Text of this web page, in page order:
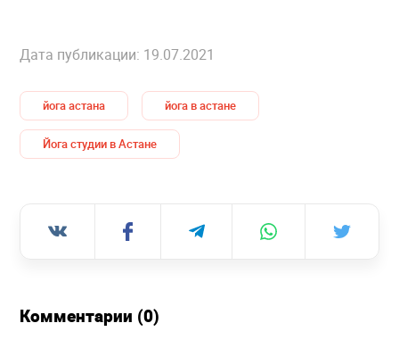
Дата публикации: 19.07.2021
йога астана йога в астане
Йога студии в Астане
Комментарии (0)